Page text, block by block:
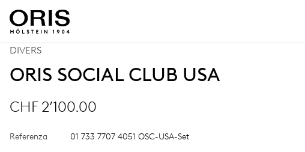
DIVERS
ORIS SOCIAL CLUB USA
CHF 2’100.00
Referenza 01 733 7707 4051 OSC-USA-Set